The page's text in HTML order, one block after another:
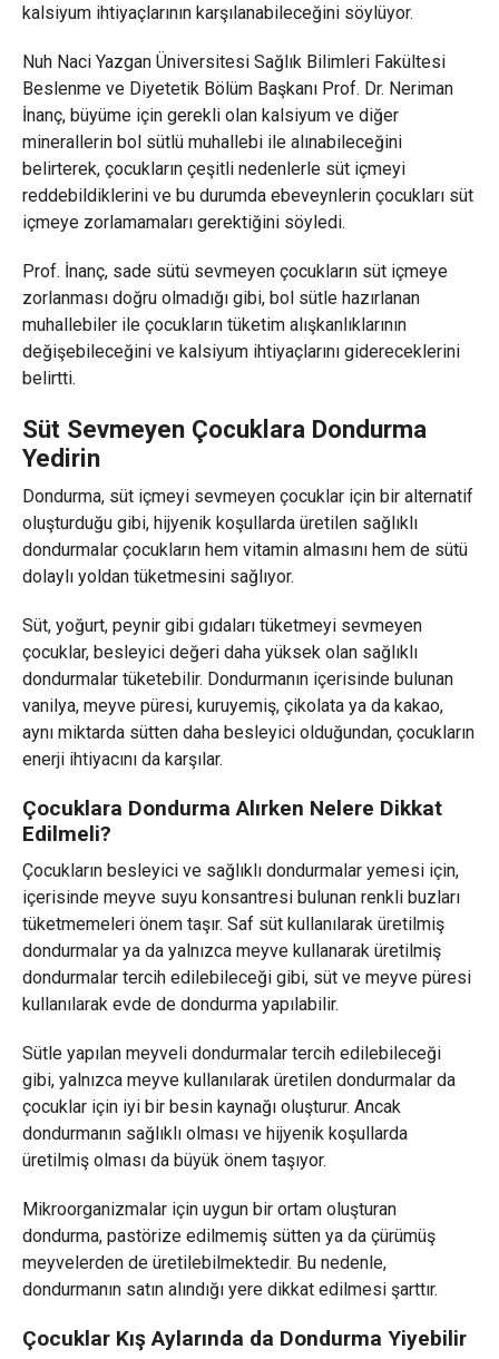
kalsiyum ihtiyaçlarının karşılanabileceğini söylüyor.
Nuh Naci Yazgan Üniversitesi Sağlık Bilimleri Fakültesi
Beslenme ve Diyetetik Bölüm Başkanı Prof. Dr. Neriman
İnanç, büyüme için gerekli olan kalsiyum ve diğer
minerallerin bol sütlü muhallebi ile alınabileceğini
belirterek, çocukların çeşitli nedenlerle süt içmeyi
reddebildiklerini ve bu durumda ebeveynlerin çocukları süt
içmeye zorlamamaları gerektiğini söyledi.
Prof. İnanç, sade sütü sevmeyen çocukların süt içmeye
zorlanması doğru olmadığı gibi, bol sütle hazırlanan
muhallebiler ile çocukların tüketim alışkanlıklarının
değişebileceğini ve kalsiyum ihtiyaçlarını gidereceklerini
belirtti.
Süt Sevmeyen Çocuklara Dondurma
Yedirin
Dondurma, süt içmeyi sevmeyen çocuklar için bir alternatif
oluşturduğu gibi, hijyenik koşullarda üretilen sağlıklı
dondurmalar çocukların hem vitamin almasını hem de sütü
dolaylı yoldan tüketmesini sağlıyor.
Süt, yoğurt, peynir gibi gıdaları tüketmeyi sevmeyen
çocuklar, besleyici değeri daha yüksek olan sağlıklı
dondurmalar tüketebilir. Dondurmanın içerisinde bulunan
vanilya, meyve püresi, kuruyemiş, çikolata ya da kakao,
aynı miktarda sütten daha besleyici olduğundan, çocukların
enerji ihtiyacını da karşılar.
Çocuklara Dondurma Alırken Nelere Dikkat
Edilmeli?
Çocukların besleyici ve sağlıklı dondurmalar yemesi için,
içerisinde meyve suyu konsantresi bulunan renkli buzları
tüketmemeleri önem taşır. Saf süt kullanılarak üretilmiş
dondurmalar ya da yalnızca meyve kullanarak üretilmiş
dondurmalar tercih edilebileceği gibi, süt ve meyve püresi
kullanılarak evde de dondurma yapılabilir.
Sütle yapılan meyveli dondurmalar tercih edilebileceği
gibi, yalnızca meyve kullanılarak üretilen dondurmalar da
çocuklar için iyi bir besin kaynağı oluşturur. Ancak
dondurmanın sağlıklı olması ve hijyenik koşullarda
üretilmiş olması da büyük önem taşıyor.
Mikroorganizmalar için uygun bir ortam oluşturan
dondurma, pastörize edilmemiş sütten ya da çürümüş
meyvelerden de üretilebilmektedir. Bu nedenle,
dondurmanın satın alındığı yere dikkat edilmesi şarttır.
Çocuklar Kış Aylarında da Dondurma Yiyebilir